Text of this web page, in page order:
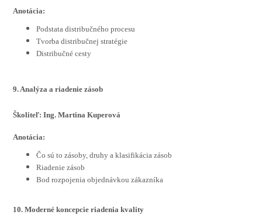
Anotácia:
Podstata distribučného procesu
Tvorba distribučnej stratégie
Distribučné cesty
9. Analýza a riadenie zásob
Školiteľ: Ing. Martina Kuperová
Anotácia:
Čo sú to zásoby, druhy a klasifikácia zásob
Riadenie zásob
Bod rozpojenia objednávkou zákazníka
10. Moderné koncepcie riadenia kvality